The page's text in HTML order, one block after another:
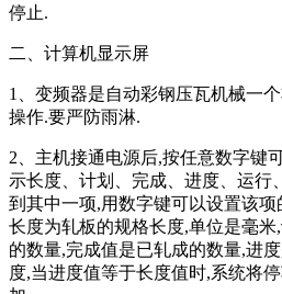
停止.
二、计算机显示屏
1 、变频器是自动彩钢压瓦机械一
操作.要严防雨淋.
2 、主机接通电源后,按任意数字键
示长度、计划、完成、进度、运行
到其中一项,用数字键可以设置该项
长度为轧板的规格长度,单位是毫米,
的数量,完成值是已轧成的数量,进
度,当进度值等于长度值时,系统将